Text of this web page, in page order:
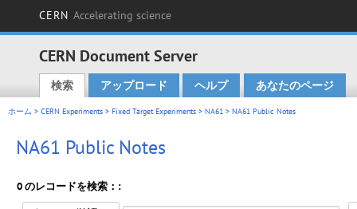
CERN Accelerating science
CERN Document Server
Main menu
検索 アップロード ヘルプ あなたのページ
ホーム > CERN Experiments > Fixed Target Experiments > NA61 > NA61 Public Notes
NA61 Public Notes
0 のレコードを検索：: